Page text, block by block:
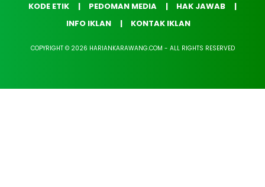
KODE ETIK
PEDOMAN MEDIA
HAK JAWAB
INFO IKLAN
KONTAK IKLAN
COPYRIGHT © 2026 HARIANKARAWANG.COM - ALL RIGHTS RESERVED